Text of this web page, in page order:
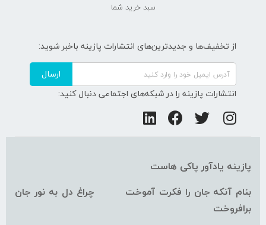
سبد خرید شما
از تخفیف‌ها و جدیدترین‌های انتشارات پازینه باخبر شوید:
ارسال
انتشارات پازینه را در شبکه‌های اجتماعی دنبال کنید:
پازینه یادآور پاکی هاست
بنام آنکه جان را فکرت آموخت چراغ دل به نور جان
برافروخت